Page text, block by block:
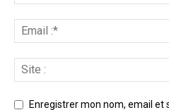
Enregistrer mon nom, email et